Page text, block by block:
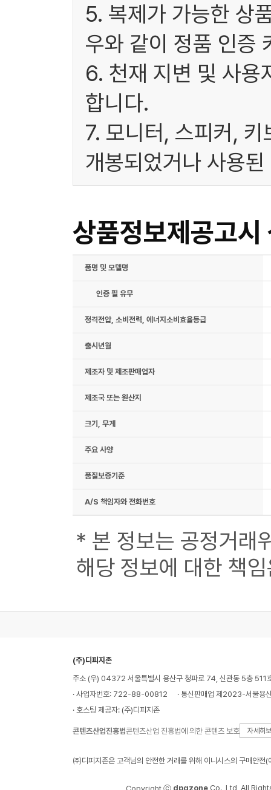
5. 복제가 가능한 상
우와 같이 정품 인증
6. 천재 지변 및 사용
합니다.
7. 모니터, 스피커,
개봉되었거나 사용
상품정보제공고시
품명 및 모델명
인증 필 유무
정격전압, 소비전력, 에너지소비효율등급
출시년월
제조자 및 제조판매업자
제조국 또는 원산지
크기, 무게
주요 사양
품질보증기준
A/S 책임자와 전화번호
* 본 정보는 공정거래
해당 정보에 대한 책
(주)디피지존
주소 (우) 04372 서울특별시 용산구 청파로 74, 신관동 5층 511
· 사업자번호: 722-88-00812
· 통신판매업 제2023-서울
· 호스팅 제공자: (주)디피지존
콘텐츠산업진흥법콘텐츠산업 진흥법에 의한 콘텐츠 보호 자세히
㈜디피지존은 고객님의 안전한 거래를 위해 이니시스의 구매안전
dpgzone Co., Ltd, All